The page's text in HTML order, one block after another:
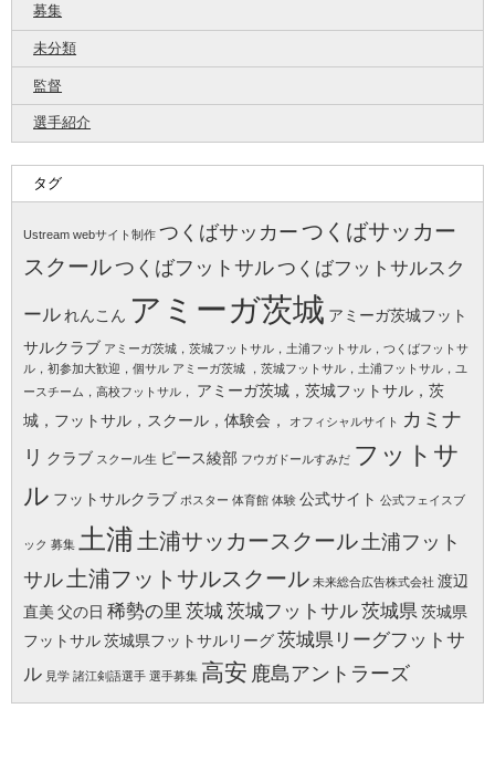
募集
未分類
監督
選手紹介
タグ
Ustream webサイト制作 つくばサッカーつくばサッカー
スクールつくばフットサル つくばフットサルスク
ールれんこん アミーガ茨城 アミーガ茨城フット
サルクラブ アミーガ茨城，茨城フットサル，土浦フットサル，つくばフットサ
ル，初参加大歓迎，個サル アミーガ茨城 ，茨城フットサル，土浦フットサル，ユ
ースチーム，高校フットサル，
アミーガ茨城，茨城フットサル，茨
城，フットサル，スクール，体験会，
オフィシャルサイト カミナ
リ クラブ スクール生 ピース綾部 フウガドールすみだ フットサ
ル フットサルクラブ ポスター 体育館 体験 公式サイト 公式フェイスブ
ック 募集 土浦土浦サッカースクール土浦フット
サル土浦フットサルスクール 未来総合広告株式会社 渡辺
直美 父の日 稀勢の里 茨城茨城フットサル茨城県 茨城県
フットサル茨城県フットサルリーグ茨城県リーグフットサ
ル 見学 諸江剣語選手 選手募集 高安 鹿島アントラーズ